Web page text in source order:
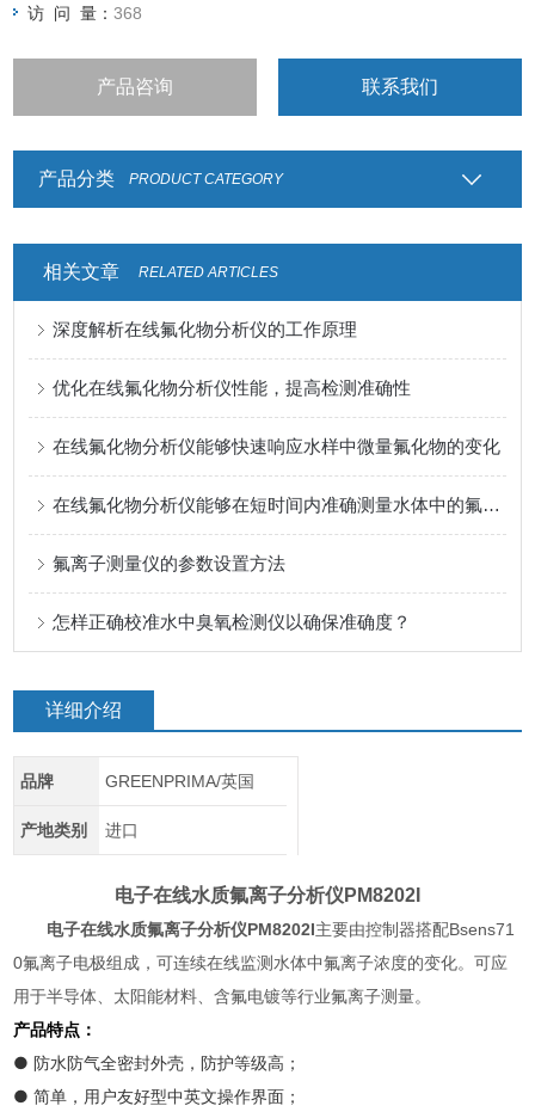
访 问 量：368
产品咨询 联系我们
产品分类 PRODUCT CATEGORY
相关文章 RELATED ARTICLES
深度解析在线氟化物分析仪的工作原理
优化在线氟化物分析仪性能，提高检测准确性
在线氟化物分析仪能够快速响应水样中微量氟化物的变化
在线氟化物分析仪能够在短时间内准确测量水体中的氟离子含量
氟离子测量仪的参数设置方法
怎样正确校准水中臭氧检测仪以确保准确度？
详细介绍
品牌 GREENPRIMA/英国
产地类别 进口
电子在线水质氟离子分析仪 PM8202I
电子在线水质氟离子分析仪PM8202I主要由控制器搭配Bsens71
0氟离子电极组成，可连续在线监测水体中氟离子浓度的变化。可应
用于半导体、太阳能材料、含氟电镀等行业氟离子测量。
产品特点：
● 防水防气全密封外壳，防护等级高；
● 简单，用户友好型中英文操作界面；